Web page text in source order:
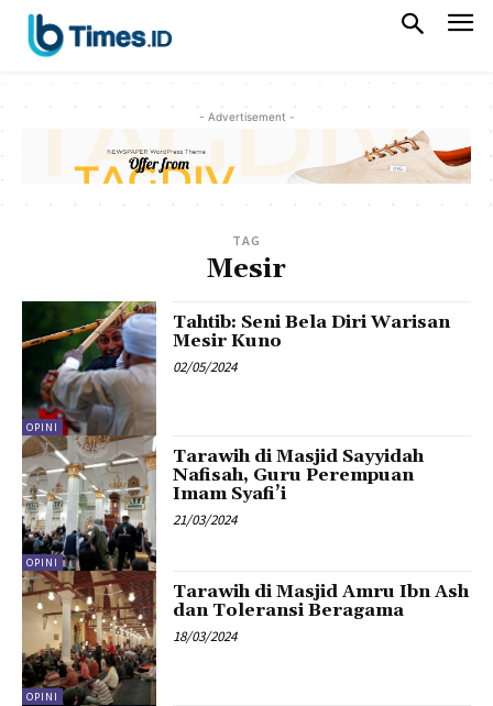
- Advertisement -
TAG
Mesir
OPINI
Tahtib: Seni Bela Diri Warisan
Mesir Kuno
02/05/2024
OPINI
Tarawih di Masjid Sayyidah
Nafisah, Guru Perempuan
Imam Syafi’i
21/03/2024
OPINI
Tarawih di Masjid Amru Ibn Ash
dan Toleransi Beragama
18/03/2024